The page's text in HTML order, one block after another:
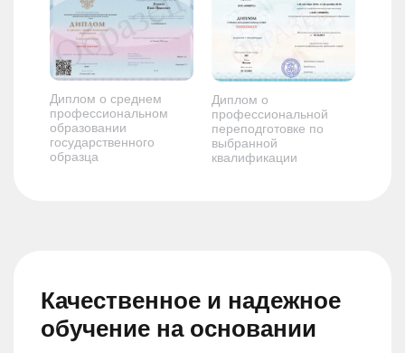
Диплом о среднем
профессиональном
образовании
государственного
образца
Диплом о
профессиональной
переподготовке по
выбранной
квалификации
Качественное и надежное
обучение на основании